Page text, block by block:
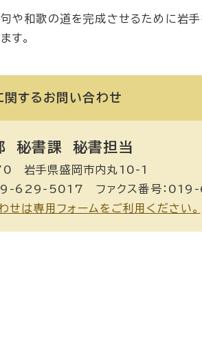
や和歌の道を完成させるために岩手
す。
関する お問い合わせ
秘書課 秘書担当
岩手県盛岡市内丸10-1
629-5017 ファクス番号：
せは専用フォームをご利用ください。